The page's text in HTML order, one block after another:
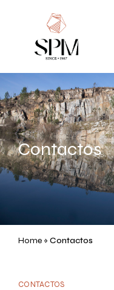
Contactos
Home » Contactos
CONTACTOS